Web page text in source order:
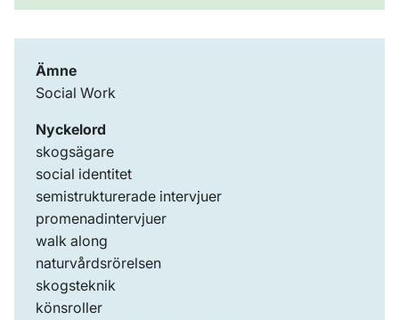
Ämne
Social Work
Nyckelord
skogsägare
social identitet
semistrukturerade intervjuer
promenadintervjuer
walk along
naturvårdsrörelsen
skogsteknik
könsroller